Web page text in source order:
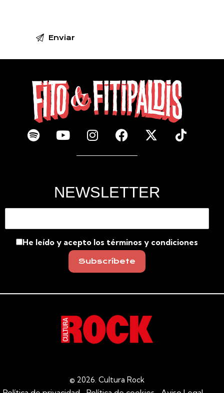
NEWSLETTER
He leído y acepto los términos y condiciones
© 2026. Cultura Rock